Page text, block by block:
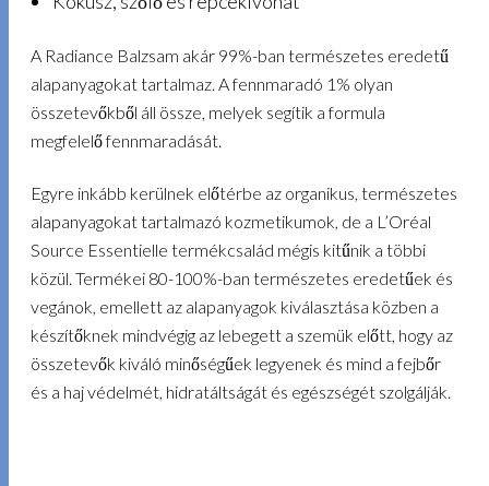
A Radiance Balzsam akár 99%-ban természetes eredetű
alapanyagokat tartalmaz. A fennmaradó 1% olyan
összetevőkből áll össze, melyek segítik a formula
megfelelő fennmaradását.
Egyre inkább kerülnek előtérbe az organikus, természetes
alapanyagokat tartalmazó kozmetikumok, de a L’Oréal
Source Essentielle termékcsalád mégis kitűnik a többi
közül. Termékei 80-100%-ban természetes eredetűek és
vegánok, emellett az alapanyagok kiválasztása közben a
készítőknek mindvégig az lebegett a szemük előtt, hogy az
összetevők kiváló minőségűek legyenek és mind a fejbőr
és a haj védelmét, hidratáltságát és egészségét szolgálják.